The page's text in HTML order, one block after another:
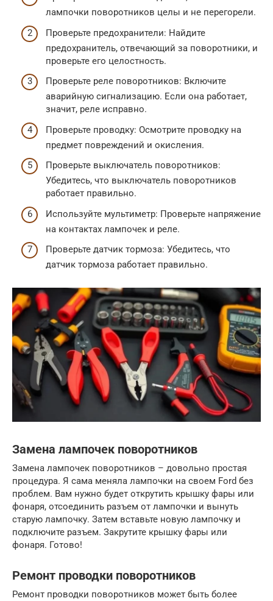
лампочки поворотников целы и не перегорели.
Проверьте предохранители: Найдите
предохранитель, отвечающий за поворотники, и
проверьте его целостность.
Проверьте реле поворотников: Включите
аварийную сигнализацию. Если она работает,
значит, реле исправно.
Проверьте проводку: Осмотрите проводку на
предмет повреждений и окисления.
Проверьте выключатель поворотников:
Убедитесь, что выключатель поворотников
работает правильно.
Используйте мультиметр: Проверьте напряжение
на контактах лампочек и реле.
Проверьте датчик тормоза: Убедитесь, что
датчик тормоза работает правильно.
Замена лампочек поворотников
Замена лампочек поворотников – довольно простая
процедура. Я сама меняла лампочки на своем Ford без
проблем. Вам нужно будет открутить крышку фары или
фонаря, отсоединить разъем от лампочки и вынуть
старую лампочку. Затем вставьте новую лампочку и
подключите разъем. Закрутите крышку фары или
фонаря. Готово!
Ремонт проводки поворотников
Ремонт проводки поворотников может быть более